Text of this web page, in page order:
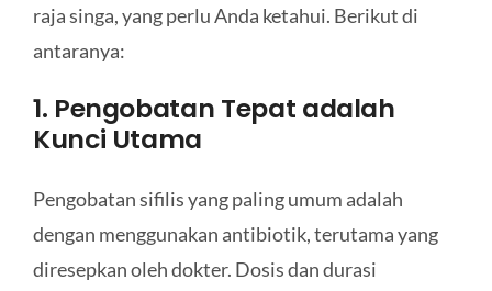
raja singa, yang perlu Anda ketahui. Berikut di
antaranya:
1. Pengobatan Tepat adalah
Kunci Utama
Pengobatan sifilis yang paling umum adalah
dengan menggunakan antibiotik, terutama yang
diresepkan oleh dokter. Dosis dan durasi